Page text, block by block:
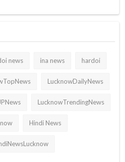
news ina news hardoi
LucknowDailyNews
LucknowTrendingNews
Hindi News